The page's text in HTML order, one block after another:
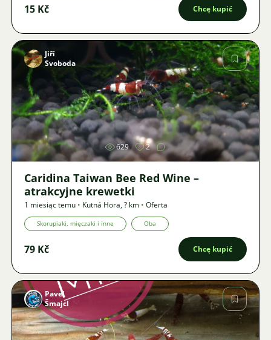
15 Kč Chcę kupić
Zdjęcie
Jiří
Svoboda
629 2
Caridina Taiwan Bee Red Wine –
atrakcyjne krewetki
1 miesiąc temu • Kutná Hora,? km • Oferta
Skorupiaki, mięczaki i inne Oba
79 Kč Chcę kupić
Pavel
Šmajcl